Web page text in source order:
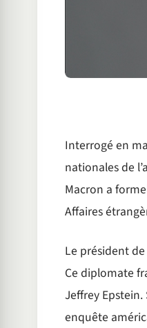
Interrogé en
nationales de
Macron a
Affaires
Le président
Ce diplomate
Jeffrey
enquête